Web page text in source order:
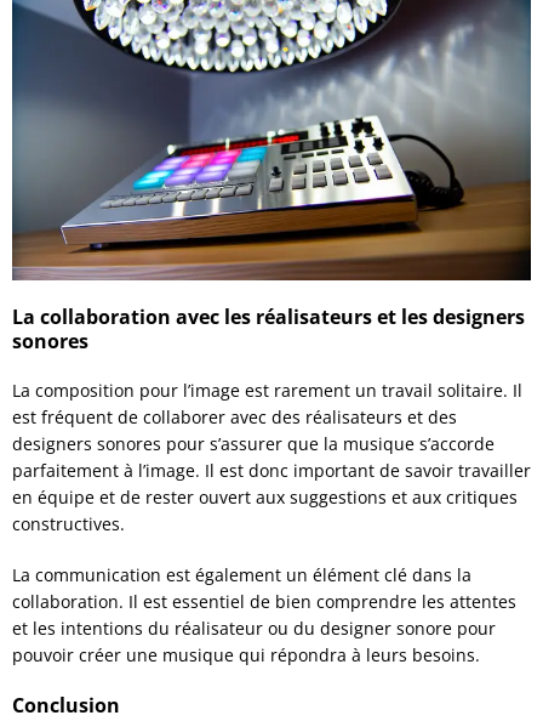
La collaboration avec les réalisateurs et les designers
sonores
La composition pour l’image est rarement un travail solitaire. Il
est fréquent de collaborer avec des réalisateurs et des
designers sonores pour s’assurer que la musique s’accorde
parfaitement à l’image. Il est donc important de savoir travailler
en équipe et de rester ouvert aux suggestions et aux critiques
constructives.
La communication est également un élément clé dans la
collaboration. Il est essentiel de bien comprendre les attentes
et les intentions du réalisateur ou du designer sonore pour
pouvoir créer une musique qui répondra à leurs besoins.
Conclusion